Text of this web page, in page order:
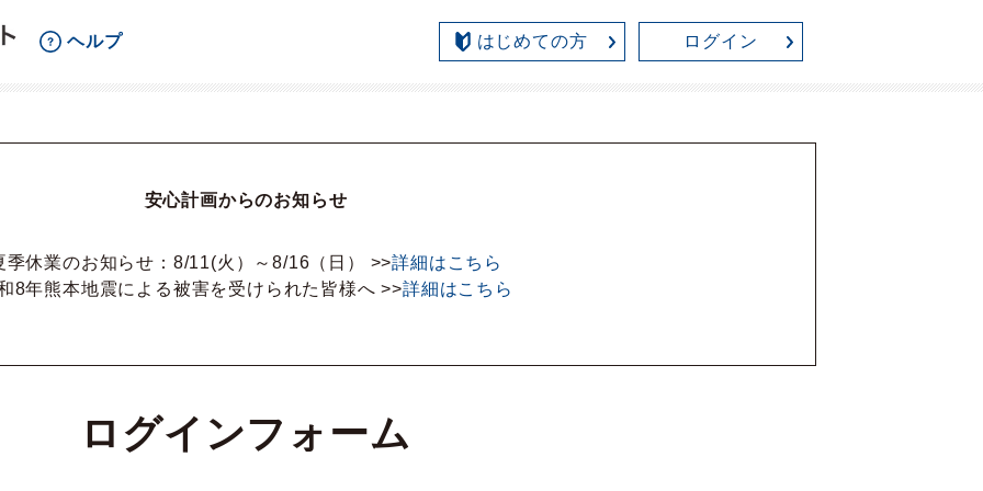
ヘルプ はじめての方 ログイン
安心計画からのお知らせ
季休業のお知らせ：8/11(火）～8/16（日） >>詳細はこちら
8年熊本地震による被害を受けられた皆様へ >>詳細はこちら
ログインフォーム